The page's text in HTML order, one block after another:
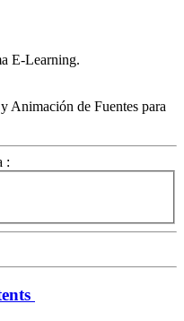
E-Learning.
Animación de Fuentes para
: